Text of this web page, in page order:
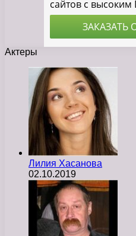
Актеры
Лилия Хасанова
02.10.2019